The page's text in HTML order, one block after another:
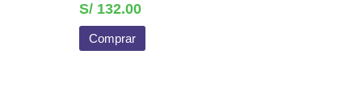
S/ 132.00
Comprar